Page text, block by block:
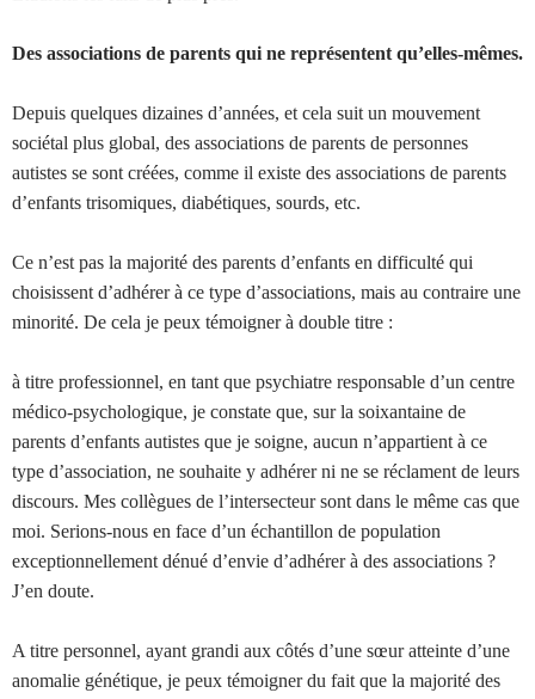
Des associations de parents qui ne représentent qu’elles-mêmes.
Depuis quelques dizaines d’années, et cela suit un mouvement
sociétal plus global, des associations de parents de personnes
autistes se sont créées, comme il existe des associations de parents
d’enfants trisomiques, diabétiques, sourds, etc.
Ce n’est pas la majorité des parents d’enfants en difficulté qui
choisissent d’adhérer à ce type d’associations, mais au contraire une
minorité. De cela je peux témoigner à double titre :
à titre professionnel, en tant que psychiatre responsable d’un centre
médico-psychologique, je constate que, sur la soixantaine de
parents d’enfants autistes que je soigne, aucun n’appartient à ce
type d’association, ne souhaite y adhérer ni ne se réclament de leurs
discours. Mes collègues de l’intersecteur sont dans le même cas que
moi. Serions-nous en face d’un échantillon de population
exceptionnellement dénué d’envie d’adhérer à des associations ?
J’en doute.
A titre personnel, ayant grandi aux côtés d’une sœur atteinte d’une
anomalie génétique, je peux témoigner du fait que la majorité des